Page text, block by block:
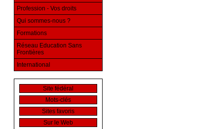
Profession - Vos droits
Qui sommes-nous ?
Formations
Réseau Education Sans
Frontières
International
Site fédéral
Mots-clés
Sites favoris
Sur le Web